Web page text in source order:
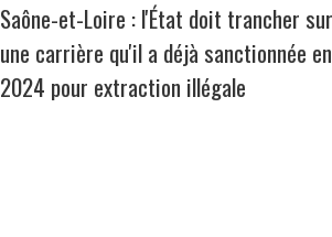
Saône-et-Loire : l'État doit trancher sur
une carrière qu'il a déjà sanctionnée en
2024 pour extraction illégale